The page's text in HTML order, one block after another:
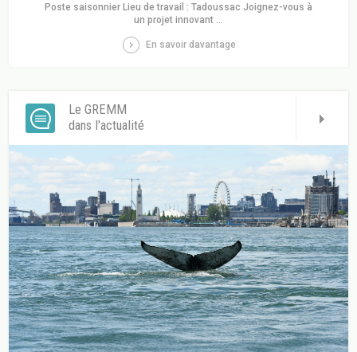
Poste saisonnier Lieu de travail : Tadoussac Joignez-vous à
un projet innovant ...
En savoir davantage
Le GREMM
dans l'actualité